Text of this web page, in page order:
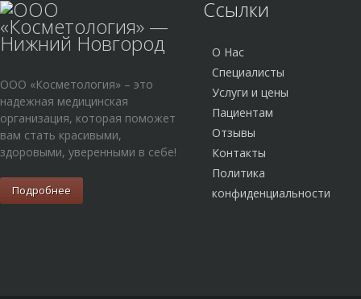
ООО «Косметология» – это
надежная медицинская
организация, которая поможет
вам стать красивыми,
здоровыми, уверенными в себе!
Подробнее
Ссылки
О Нас
Специалисты
Услуги и цены
Пациентам
Отзывы
Контакты
Политика
конфиденциальности